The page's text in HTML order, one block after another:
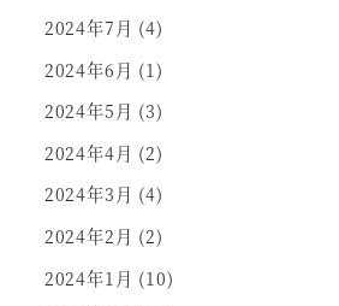
2024年7月 (4)
2024年6月 (1)
2024年5月 (3)
2024年4月 (2)
2024年3月 (4)
2024年2月 (2)
2024年1月 (10)